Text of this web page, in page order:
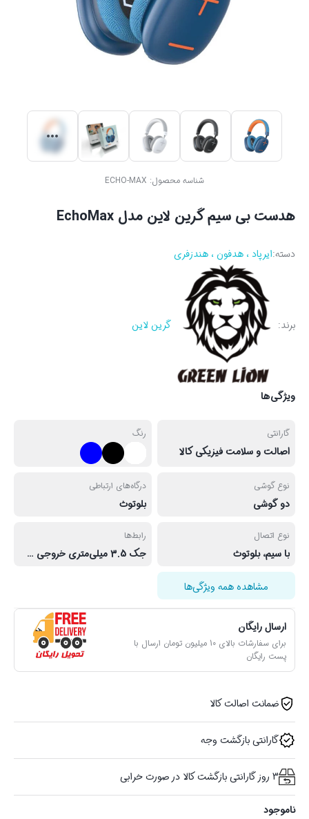
شناسه محصول: ECHO-MAX
هدست بی سیم گرین لاین مدل EchoMax
دسته:ایرپاد ، هدفون ، هندزفری
برند: گرین لاین
ویژگی‌ها
گارانتی
اصالت و سلامت فیزیکی کالا
رنگ
نوع گوشی
دو گوشی
درگاه‌های ارتباطی
بلوتوث
نوع اتصال
با سیم، بلوتوث
رابط‌ها
جک 3.5 میلی‌متری خروجی صدا، Bluetooth
مشاهده همه ویژگی‌ها
ارسال رایگان
برای سفارشات بالای 10 میلیون تومان ارسال با
پست رایگان
ضمانت اصالت کالا
گارانتی بازگشت وجه
3 روز گارانتی بازگشت کالا در صورت خرابی
ناموجود